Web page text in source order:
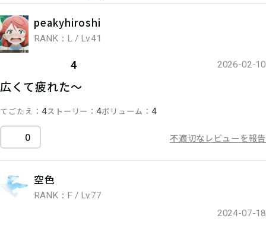
peakyhiroshi
RANK：L / Lv.41
4 2026-02-10
広くて疲れた〜
てごたえ 4ストーリー 4ボリューム 4
0 不適切なレビューを報告
空色
RANK：F / Lv.77
2024-07-18